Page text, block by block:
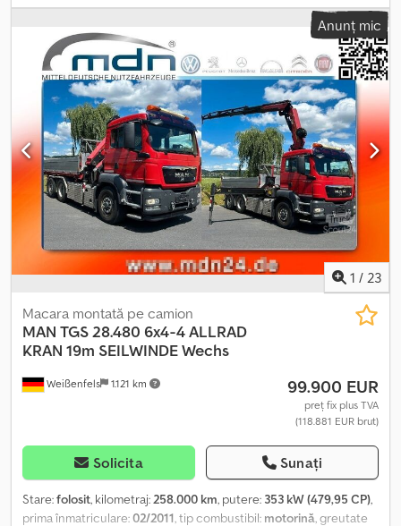
(TÜV):03/2026, tip de angrenaj:automat, clasă de emisii:Euro 6,
ABS, aer condiționat, program electronic de stabilitate
(ESP), sistem de navigație, Cutie RIO, LGS IV, EBA 2, ASR, ESS, MAN
BrakeMatic, MAN Tronic, ASR, frâne pe disc, axă de urmărire
direcționabilă/ridicabilă, 3 locuri, ASR, radio MAN Media Advanced
Navi 7" inclusiv card SD, BTFSE pentru 2 telefoane, Aux/USB,
pregătire MAN CameraView HS Olympus 23 m³ potrivit pentru
deșeuri menajere și voluminoase, cu Terberg Terberg Omni-DEKA
automat, sistem de tip basculant cu cremalieră pentru
containere de 60-1100 l. Schimbător de confort, instalație
centralizată de ungere, închidere automată. Dkjdpfx Afstu R T
Anunț mic
1 / 23
Weißenfels 1.121 km
Macara montată pe camion
MAN TGS 28.480 6x4-4 ALLRAD
KRAN 19m SEILWINDE Wechs
99.900 EUR
preț fix plus TVA
(118.881 EUR brut)
Solicita Sunați
Stare:folosit, kilometraj:258.000 km, putere: 353 kW (479,95 CP),
prima înmatriculare:02/2011, tip combustibil: motorină, greutate